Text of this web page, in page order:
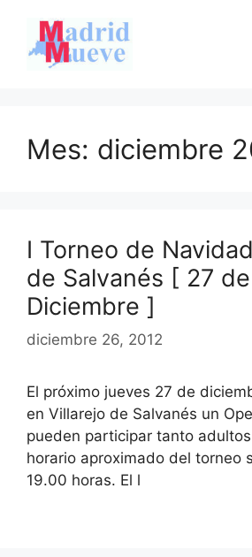
contenido
Mes: diciembre
I Torneo de
de Salvanés [ 27 de
Diciembre ]
diciembre 26, 2012
El próximo jueves 27 de
en Villarejo de Salvanés un
pueden participar tanto
horario aproximado del torneo
19.00 horas. El l